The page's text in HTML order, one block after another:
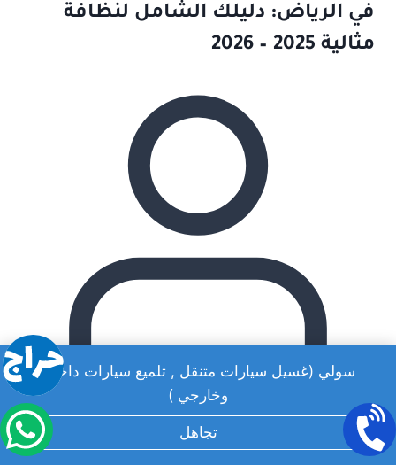
سولي (غسيل سيارات متنقل , تلميع سيارات داخلي
وخارجي )
تجاهل
في الرياض: دليلك الشامل لنظافة
مثالية 2025 – 2026
admin